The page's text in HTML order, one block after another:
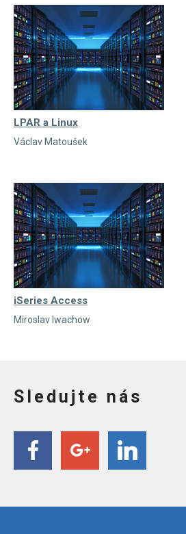
LPAR a Linux
Václav Matoušek
iSeries Access
Miroslav Iwachow
Sledujte nás